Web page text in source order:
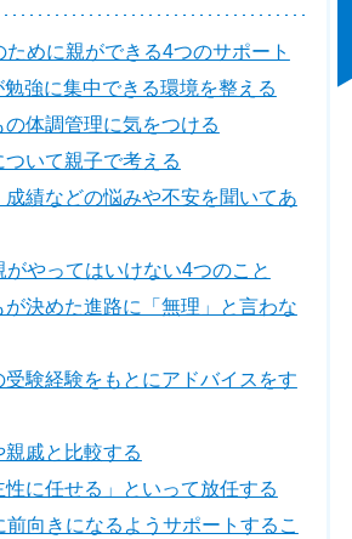
ために親ができる4つのサポート
強に集中できる環境を整える
の体調管理に気をつける
ついて親子で考える
成績などの悩みや不安を聞いてあ
がやってはいけない4つのこと
が決めた進路に「無理」と言わな
受験経験をもとにアドバイスをす
親戚と比較する
性に任せる」といって放任する
向きになるようサポートするこ